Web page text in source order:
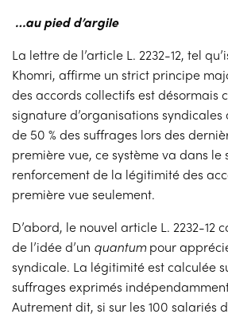
…au pied d’argile
La lettre de l’article L. 2232-12, tel
Khomri, affirme un strict principe
des accords collectifs est désormais
signature d’organisations
de 50 % des suffrages lors des
première vue, ce système va dans le
renforcement de la légitimité des
première vue seulement.
D’abord, le nouvel article L. 2232-12
de l’idée d’un quantum pour
syndicale. La légitimité est calculée
suffrages exprimés
Autrement dit, si sur les 100 salariés